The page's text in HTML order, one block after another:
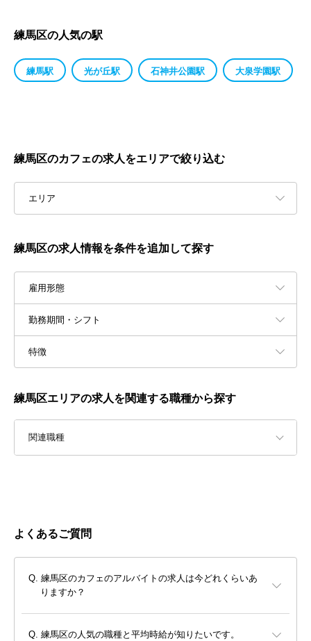
練馬区の人気の駅
練馬駅 光が丘駅 石神井公園駅 大泉学園駅
練馬区のカフェの求人をエリアで絞り込む
エリア
練馬区の求人情報を条件を追加して探す
雇用形態
勤務期間・シフト
特徴
練馬区エリアの求人を関連する職種から探す
関連職種
よくあるご質問
練馬区のカフェのアルバイトの求人は今どれくらいあ
りますか？
練馬区の人気の職種と平均時給が知りたいです。